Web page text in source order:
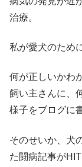
治療。
私が愛犬のため
何が正しいかわ
飼い主さんに、
様子をブログに
そのせいか、犬
た闘病記事が